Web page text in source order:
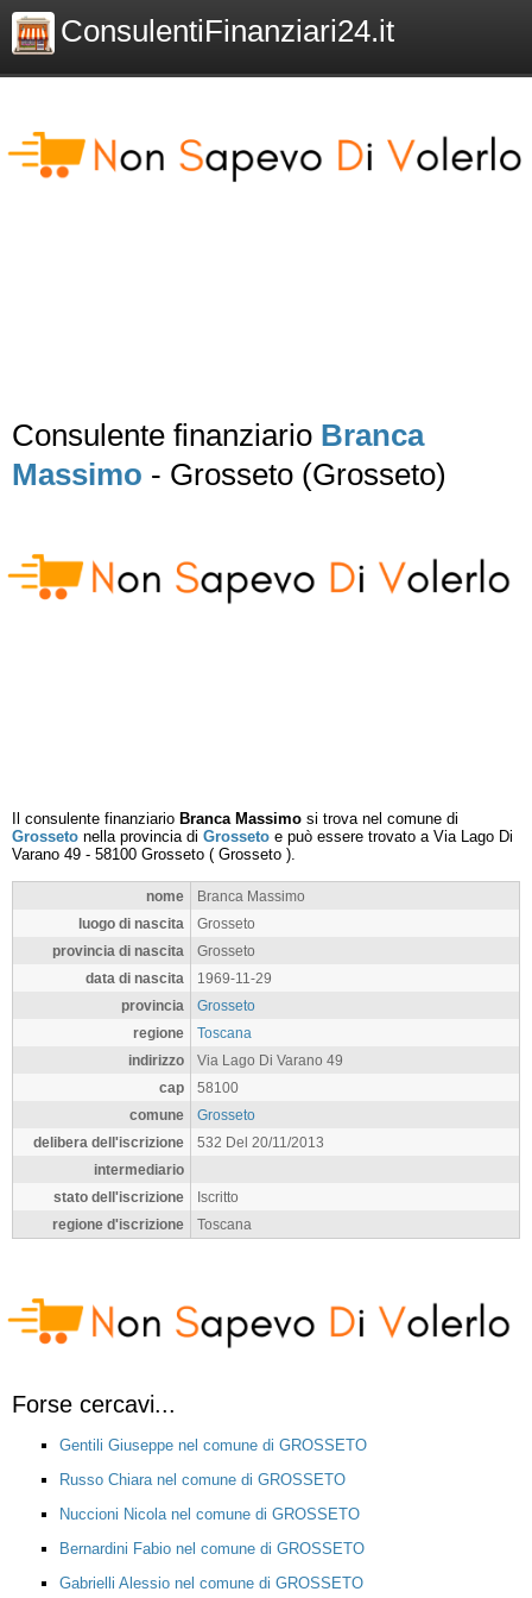
ConsulentiFinanziari24.it
Consulente finanziario Branca
Massimo - Grosseto (Grosseto)
Il consulente finanziario Branca Massimo si trova nel comune di
Grosseto nella provincia di Grosseto e può essere trovato a Via Lago Di
Varano 49 - 58100 Grosseto ( Grosseto ).
nome
Branca Massimo
luogo di nascita
Grosseto
provincia di nascita
Grosseto
data di nascita
1969-11-29
provincia
Grosseto
regione
Toscana
indirizzo
Via Lago Di Varano 49
cap
58100
comune
Grosseto
delibera dell'iscrizione
532 Del 20/11/2013
intermediario
stato dell'iscrizione
Iscritto
regione d'iscrizione
Toscana
Forse cercavi...
Gentili Giuseppe nel comune di GROSSETO
Russo Chiara nel comune di GROSSETO
Nuccioni Nicola nel comune di GROSSETO
Bernardini Fabio nel comune di GROSSETO
Gabrielli Alessio nel comune di GROSSETO